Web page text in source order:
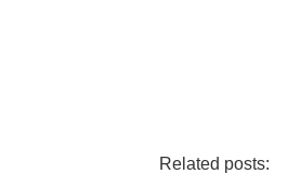
Related posts: